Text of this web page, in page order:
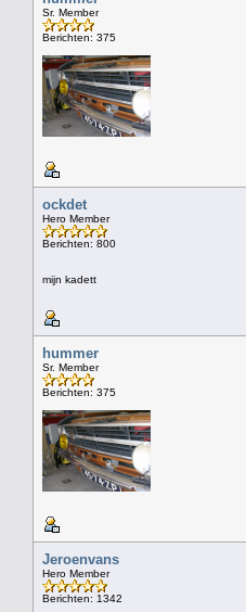
Sr. Member
Berichten: 375
ockdet
Hero Member
Berichten: 800
mijn kadett
hummer
Sr. Member
Berichten: 375
Jeroenvans
Hero Member
Berichten: 1342